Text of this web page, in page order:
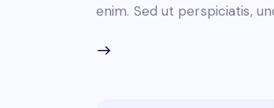
enim. Sed ut perspiciatis,